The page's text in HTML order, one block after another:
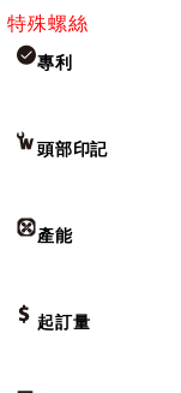
特殊螺絲
專利
頭部印記
產能
起訂量